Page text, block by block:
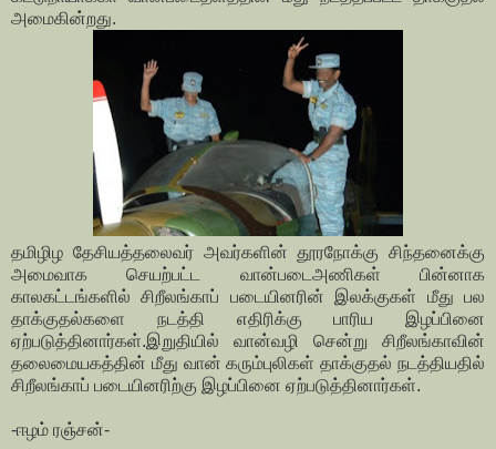
அமைகின்றது.
தமிழிழ தேசியத்தலைவர் அவர்களின் தூரநோக்கு சிந்தனைக்கு
அமைவாக செயற்பட்ட வான்படைஅணிகள் பின்னாக
காலகட்டங்களில் சிறீலங்காப் படையினரின் இலக்குகள் மீது பல
தாக்குதல்களை நடத்தி எதிரிக்கு பாரிய இழப்பினை
ஏற்படுத்தினார்கள்.இறுதியில் வான்வழி சென்று சிறீலங்காவின்
தலைமையகத்தின் மீது வான் கரும்புலிகள் தாக்குதல் நடத்தியதில்
சிறீலங்காப் படையினரிற்கு இழப்பினை ஏற்படுத்தினார்கள்.
-ஈழம் ரஞ்சன்-